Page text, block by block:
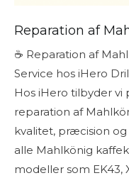
Reparation af
☕ Reparation af
Service hos iHero
Hos iHero tilbyder vi
reparation af
kvalitet, præcision
alle Mahlkönig
modeller som EK43,